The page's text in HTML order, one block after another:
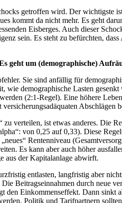
getroffen wird. Der wichtigste
kommt da nicht mehr. Es geht
Eisberges. Auch dieser
sein. Es steht zu befürchten,
geht um (demographische)
Sie sind anfällig für
wie demographische Lasten
(2:1-Regel). Eine höhere
verteilen, ist etwas anderes. Die
von 0,25 auf 0,33). Diese
Rentenniveau
Es kann aber auch höher
aus der Kapitalanlage abwirft.
entlasten, langfristig aber
Beitragseinnahmen durch neue
Einkommenseffekt. Dann
Politik und Tarifpartnern